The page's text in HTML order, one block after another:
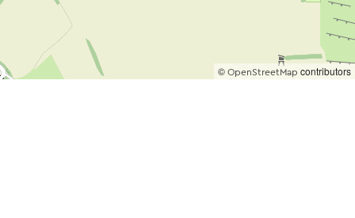
© OpenStreetMap contributors